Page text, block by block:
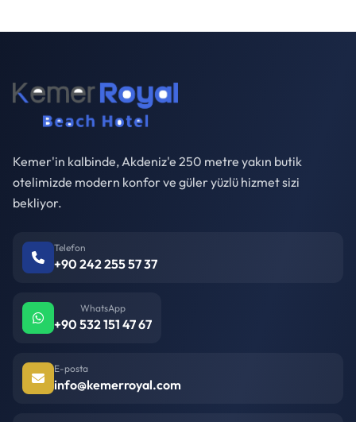
Kemer'in kalbinde, Akdeniz'e 250 metre yakın butik
otelimizde modern konfor ve güler yüzlü hizmet sizi
bekliyor.
Telefon
+90 242 255 57 37
WhatsApp
+90 532 151 47 67
E-posta
info@kemerroyal.com